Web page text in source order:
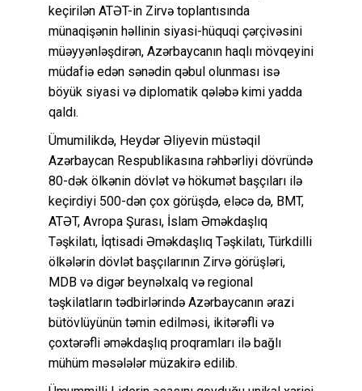
keçirilən ATƏT-in Zirvə toplantısında
münaqişənin həllinin siyasi-hüquqi çərçivəsini
müəyyənləşdirən, Azərbaycanın haqlı mövqeyini
müdafiə edən sənədin qəbul olunması isə
böyük siyasi və diplomatik qələbə kimi yadda
qaldı.
Ümumilikdə, Heydər Əliyevin müstəqil
Azərbaycan Respublikasına rəhbərliyi dövründə
80-dək ölkənin dövlət və hökumət başçıları ilə
keçirdiyi 500-dən çox görüşdə, eləcə də, BMT,
ATƏT, Avropa Şurası, İslam Əməkdaşlıq
Təşkilatı, İqtisadi Əməkdaşlıq Təşkilatı, Türkdilli
ölkələrin dövlət başçılarının Zirvə görüşləri,
MDB və digər beynəlxalq və regional
təşkilatların tədbirlərində Azərbaycanın ərazi
bütövlüyünün təmin edilməsi, ikitərəfli və
çoxtərəfli əməkdaşlıq proqramları ilə bağlı
mühüm məsələlər müzakirə edilib.